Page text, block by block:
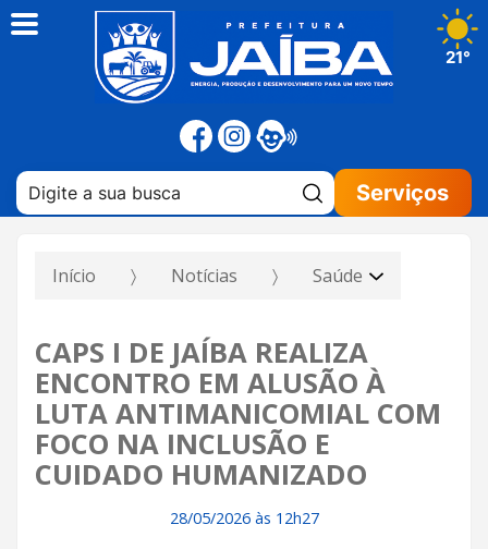
Pesquisar:
Serviços
21°
Início Notícias Saúde
CAPS I DE JAÍBA REALIZA
ENCONTRO EM ALUSÃO À
LUTA ANTIMANICOMIAL COM
FOCO NA INCLUSÃO E
CUIDADO HUMANIZADO
28/05/2026 às 12h27